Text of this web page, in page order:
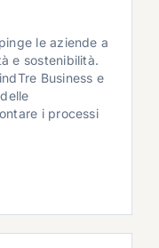
le aziende a
e sostenibilità.
Business e
i processi